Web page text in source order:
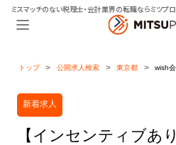
ミスマッチのない税理士・会計業界の転職ならミツプロ
トップ 公開求人検索 東京都 wish
新着求人
【インセンティブあ